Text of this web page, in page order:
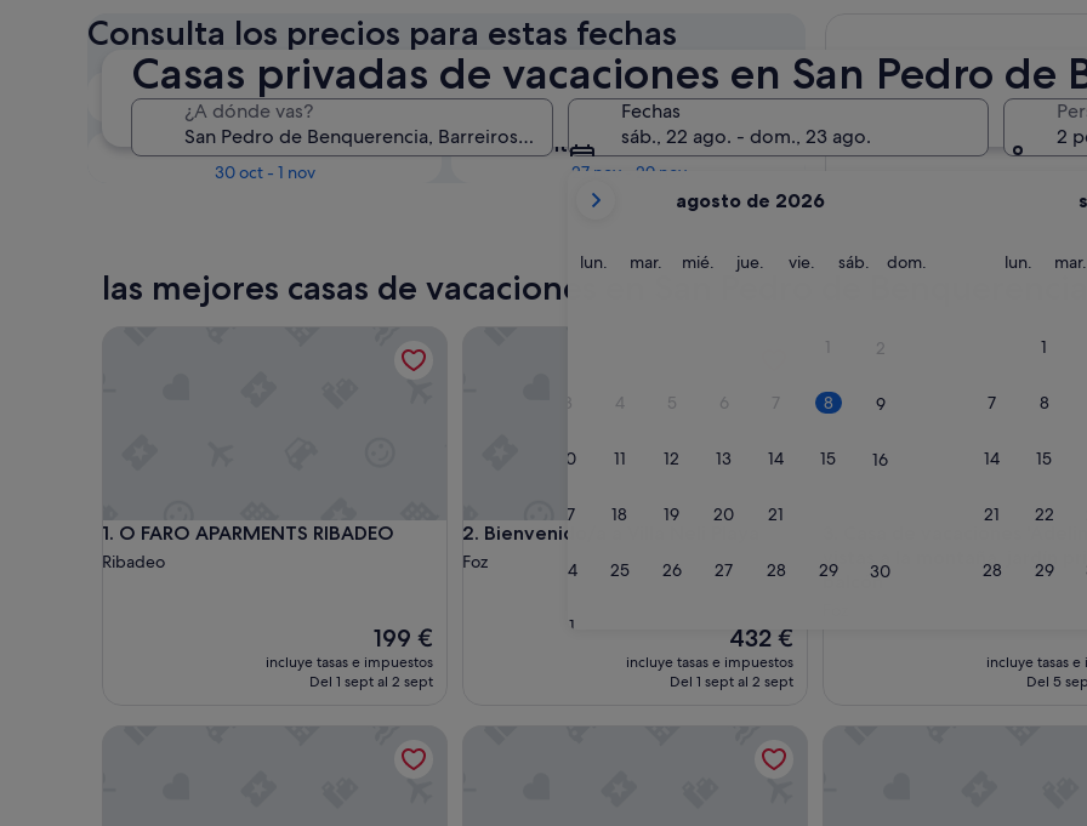
Casas privadas de vacaciones en San Pedro de
¿A dónde vas?
Fechas
sáb., 22 ago. - dom., 23 ago.
meses
son
August
de
agosto de 2026
lun. lunesmar. martes
mié. miércoles
jue. jueves
vie. viernes
sáb. sábado
dom.
1 2
3 4 5 6 7 8 9
10 11 12 13 14 15 16
17 18 19 20 21
24 25 26 27 28 29 30
31
lun. lunesmar.
1
7 8
14 15
21 22
28 29
2
Consulta los precios para estas fechas
En dos semanas
21 ago - 23 ago
En dos meses
2 oct - 4 oct
Dentro de tres meses
30 oct - 1 nov
Dentro de cuatro meses
27 nov - 29 nov
las mejores casas de vacaciones en San Pedro de Benquerencia
1. O FARO APARMENTS RIBADEO
O FARO APARMENTS RIBADEO
Ribadeo
El
precio
actual
199 €
incluye tasas e impuestos
Del 1 sept al 2 sept
2. Bienvenido/a a Villa Neli Playa
Bienvenido/a a Villa Neli Playa
Foz
El
precio
actual
432 €
incluye tasas e impuestos
Del 1 sept al 2 sept
balcón
Casa de vacaciones
incluye tasas
Del 5
Casa de vacaciones 'Adelina'